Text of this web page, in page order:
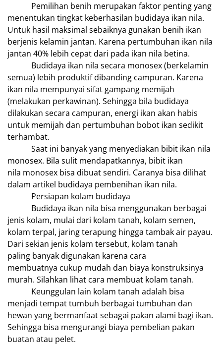
Pemilihan benih merupakan faktor penting yang
menentukan tingkat keberhasilan budidaya ikan nila.
Untuk hasil maksimal sebaiknya gunakan benih ikan
berjenis kelamin jantan. Karena pertumbuhan ikan nila
jantan 40% lebih cepat dari pada ikan nila betina.
Budidaya ikan nila secara monosex (berkelamin
semua) lebih produktif dibanding campuran. Karena
ikan nila mempunyai sifat gampang memijah
(melakukan perkawinan). Sehingga bila budidaya
dilakukan secara campuran, energi ikan akan habis
untuk memijah dan pertumbuhan bobot ikan sedikit
terhambat.
Saat ini banyak yang menyediakan bibit ikan nila
monosex. Bila sulit mendapatkannya, bibit ikan
nila monosex bisa dibuat sendiri. Caranya bisa dilihat
dalam artikel budidaya pembenihan ikan nila.
Persiapan kolam budidaya
Budidaya ikan nila bisa menggunakan berbagai
jenis kolam, mulai dari kolam tanah, kolam semen,
kolam terpal, jaring terapung hingga tambak air payau.
Dari sekian jenis kolam tersebut, kolam tanah
paling banyak digunakan karena cara
membuatnya cukup mudah dan biaya konstruksinya
murah. Silahkan lihat cara membuat kolam tanah.
Keunggulan lain kolam tanah adalah bisa
menjadi tempat tumbuh berbagai tumbuhan dan
hewan yang bermanfaat sebagai pakan alami bagi ikan.
Sehingga bisa mengurangi biaya pembelian pakan
buatan atau pelet.